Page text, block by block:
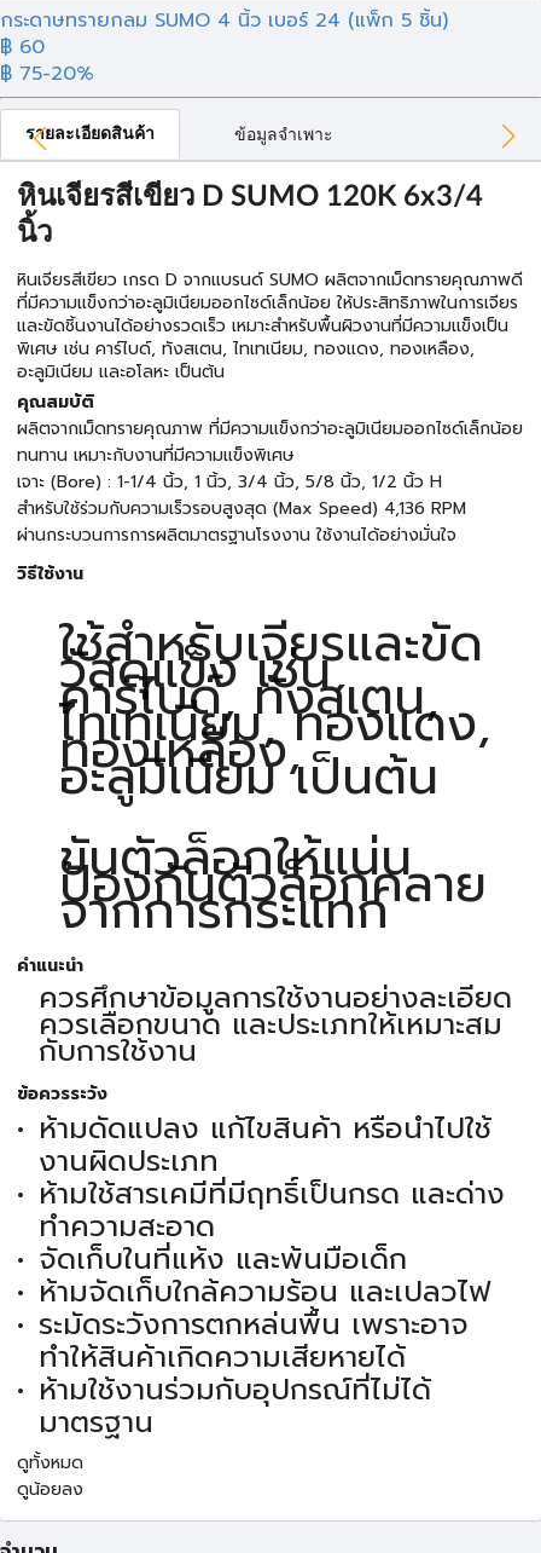
กระดาษทรายกลม SUMO 4 นิ้ว เบอร์ 24 (แพ็ก 5 ชิ้น)
฿ 60
฿ 75-20%
รายละเอียดสินค้า ข้อมูลจำเพาะ
หินเจียรสีเขียว D SUMO 120K 6x3/4
นิ้ว
หินเจียรสีเขียว เกรด D จากแบรนด์ SUMO ผลิตจากเม็ดทรายคุณภาพดี
ที่มีความแข็งกว่าอะลูมิเนียมออกไซด์เล็กน้อย ให้ประสิทธิภาพในการเจียร
และขัดชิ้นงานได้อย่างรวดเร็ว เหมาะสำหรับพื้นผิวงานที่มีความแข็งเป็น
พิเศษ เช่น คาร์ไบด์, ทังสเตน, ไทเทเนียม, ทองแดง, ทองเหลือง,
อะลูมิเนียม และอโลหะ เป็นต้น
คุณสมบัติ
ผลิตจากเม็ดทรายคุณภาพ ที่มีความแข็งกว่าอะลูมิเนียมออกไซด์เล็กน้อย
ทนทาน เหมาะกับงานที่มีความแข็งพิเศษ
เจาะ (Bore) : 1-1/4 นิ้ว, 1 นิ้ว, 3/4 นิ้ว, 5/8 นิ้ว, 1/2 นิ้ว H
สำหรับใช้ร่วมกับความเร็วรอบสูงสุด (Max Speed) 4,136 RPM
ผ่านกระบวนการการผลิตมาตรฐานโรงงาน ใช้งานได้อย่างมั่นใจ
วิธีใช้งาน
ใช้สำหรับเจียรและขัด
วัสดุแข็ง เช่น
คาร์ไบด์, ทังสเตน,
ไทเทเนียม, ทองแดง,
ทองเหลือง,
อะลูมิเนียม เป็นต้น
ขันตัวล็อกให้แน่น
ป้องกันตัวล็อกคลาย
จากการกระแทก
คำแนะนำ
ควรศึกษาข้อมูลการใช้งานอย่างละเอียด
ควรเลือกขนาด และประเภทให้เหมาะสม
กับการใช้งาน
ข้อควรระวัง
ห้ามดัดแปลง แก้ไขสินค้า หรือนำไปใช้
งานผิดประเภท
ห้ามใช้สารเคมีที่มีฤทธิ์เป็นกรด และด่าง
ทำความสะอาด
จัดเก็บในที่แห้ง และพ้นมือเด็ก
ห้ามจัดเก็บใกล้ความร้อน และเปลวไฟ
ระมัดระวังการตกหล่นพื้น เพราะอาจ
ทำให้สินค้าเกิดความเสียหายได้
ห้ามใช้งานร่วมกับอุปกรณ์ที่ไม่ได้
มาตรฐาน
ดูทั้งหมด
ดูน้อยลง